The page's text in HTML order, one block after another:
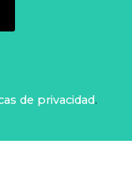
de privacidad.